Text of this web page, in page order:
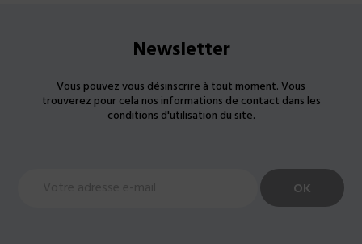
Newsletter
Vous pouvez vous désinscrire à tout moment. Vous
trouverez pour cela nos informations de contact dans les
conditions d'utilisation du site.